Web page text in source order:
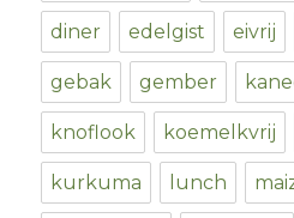
diner edelgist eivrij
gebak gember
knoflook koemelkvrij
kurkuma lunch